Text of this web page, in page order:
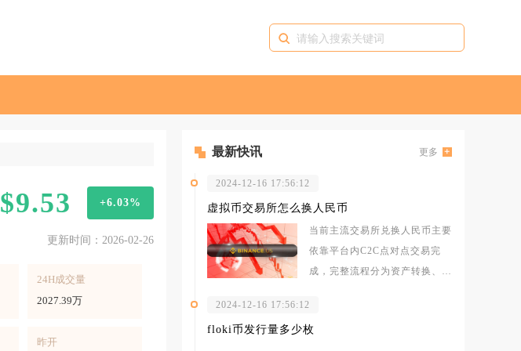
$9.53 +6.03%
更新时间：2026-02-26
24H成交量
2027.39万
昨开
最新快讯 更多
2024-12-16 17:56:12
虚拟币交易所怎么换人民币
当前主流交易所兑换人民币主要
依靠平台内C2C点对点交易完
成，完整流程分为资产转换、
2024-12-16 17:56:12
floki币发行量多少枚